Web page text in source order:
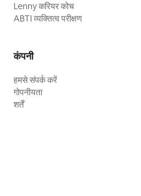
Lenny करियर कोच
ABTI व्यक्तित्व परीक्षण
कंपनी
हमसे संपर्क करें
गोपनीयता
शर्तें